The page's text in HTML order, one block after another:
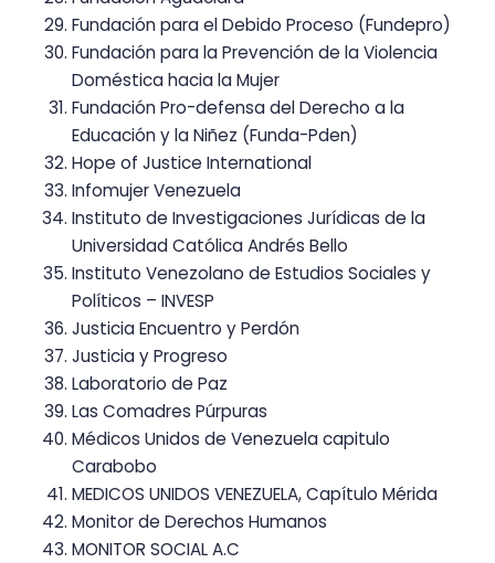
Fundación para el Debido Proceso (Fundepro)
Fundación para la Prevención de la Violencia
Doméstica hacia la Mujer
Fundación Pro-defensa del Derecho a la
Educación y la Niñez (Funda-Pden)
Hope of Justice International
Infomujer Venezuela
Instituto de Investigaciones Jurídicas de la
Universidad Católica Andrés Bello
Instituto Venezolano de Estudios Sociales y
Políticos – INVESP
Justicia Encuentro y Perdón
Justicia y Progreso
Laboratorio de Paz
Las Comadres Púrpuras
Médicos Unidos de Venezuela capitulo
Carabobo
MEDICOS UNIDOS VENEZUELA, Capítulo Mérida
Monitor de Derechos Humanos
MONITOR SOCIAL A.C